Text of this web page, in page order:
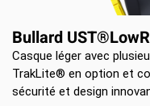
Bullard
Casque léger avec
TrakLite® en option et
sécurité et design